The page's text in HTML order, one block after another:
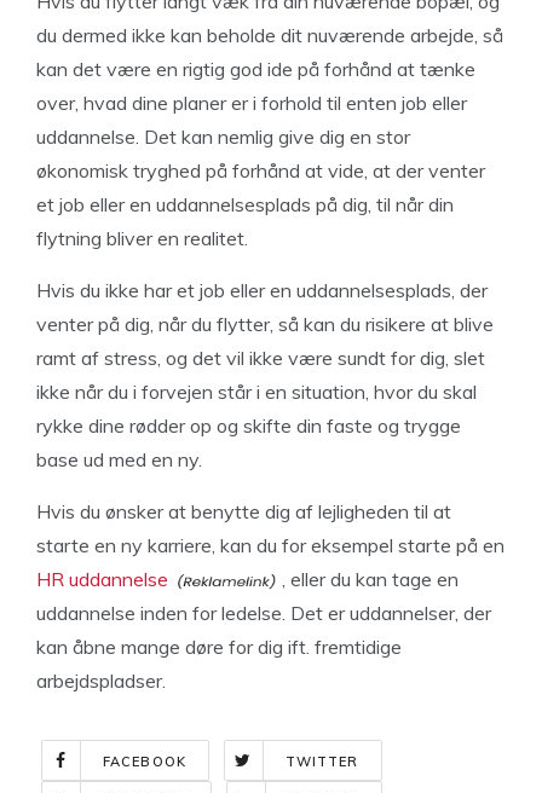
du dermed ikke kan beholde dit nuværende arbejde, så
kan det være en rigtig god ide på forhånd at tænke
over, hvad dine planer er i forhold til enten job eller
uddannelse. Det kan nemlig give dig en stor
økonomisk tryghed på forhånd at vide, at der venter
et job eller en uddannelsesplads på dig, til når din
flytning bliver en realitet.
Hvis du ikke har et job eller en uddannelsesplads, der
venter på dig, når du flytter, så kan du risikere at blive
ramt af stress, og det vil ikke være sundt for dig, slet
ikke når du i forvejen står i en situation, hvor du skal
rykke dine rødder op og skifte din faste og trygge
base ud med en ny.
Hvis du ønsker at benytte dig af lejligheden til at
starte en ny karriere, kan du for eksempel starte på en
HR uddannelse
, eller du kan tage en
uddannelse inden for ledelse. Det er uddannelser, der
kan åbne mange døre for dig ift. fremtidige
arbejdspladser.
FACEBOOK TWITTER